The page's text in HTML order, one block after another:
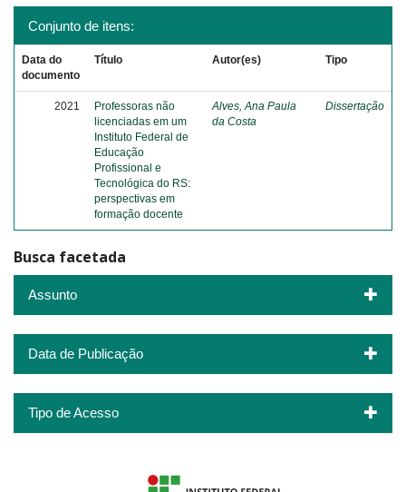
Conjunto de itens:
Data do
documento
Título Autor(es) Tipo
2021
Professoras não
licenciadas em um
Instituto Federal de
Educação
Profissional e
Tecnológica do RS:
perspectivas em
formação docente
Alves, Ana Paula
da Costa
Dissertação
Busca facetada
Assunto
Data de Publicação
Tipo de Acesso